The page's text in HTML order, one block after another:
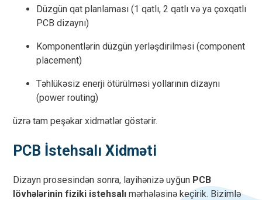
Düzgün qat planlaması (1 qatlı, 2 qatlı və ya çoxqatlı
PCB dizaynı)
Komponentlərin düzgün yerləşdirilməsi (component
placement)
Təhlükəsiz enerji ötürülməsi yollarının dizaynı
(power routing)
üzrə tam peşəkar xidmətlər göstərir.
PCB İstehsalı Xidməti
Dizayn prosesindən sonra, layihənizə uyğun PCB
lövhələrinin fiziki istehsalı mərhələsinə keçirik. Bizimlə